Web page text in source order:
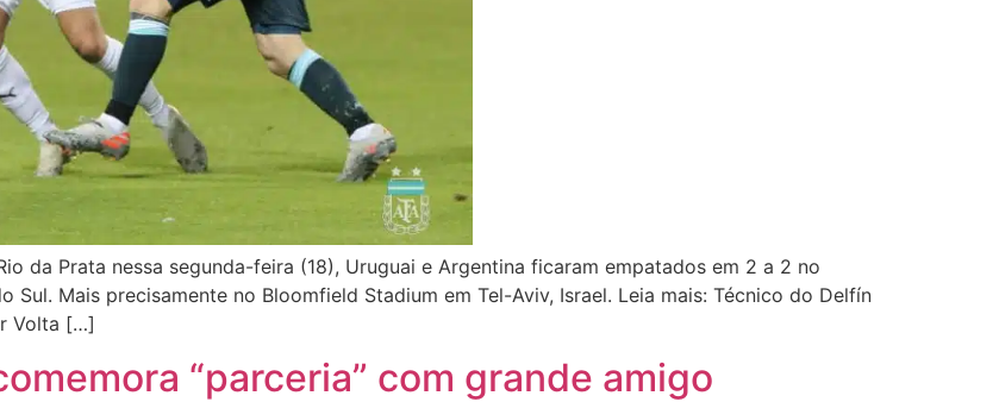
da Prata nessa segunda-feira (18), Uruguai e Argentina ficaram empatados em 2 a 2 no
Mais precisamente no Bloomfield Stadium em Tel-Aviv, Israel. Leia mais: Técnico do Delfín
Volta […]
“parceria” com grande amigo